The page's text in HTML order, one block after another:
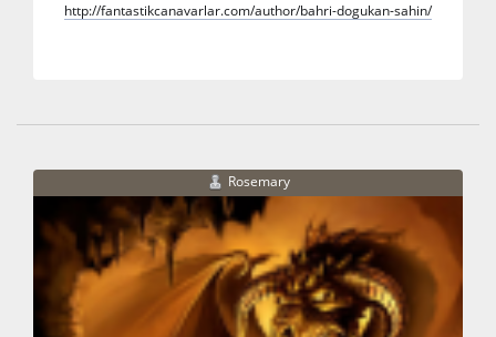
http://fantastikcanavarlar.com/author/bahri-dogukan-sahin/
Rosemary